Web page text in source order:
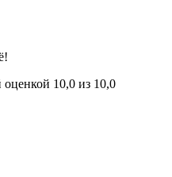
оценкой 10,0 из 10,0